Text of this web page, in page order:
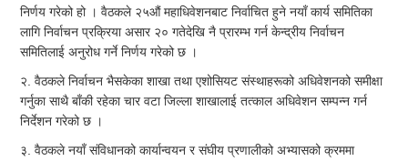
निर्णय गरेको हो । वैठकले २५औं महाधिवेशनबाट निर्वाचित हुने नयाँ कार्य समितिका
लागि निर्वाचन प्रक्रिया असार २० गतेदेखि नै प्रारम्भ गर्न केन्द्रीय निर्वाचन
समितिलाई अनुरोध गर्ने निर्णय गरेको छ ।
२. वैठकले निर्वाचन भैसकेका शाखा तथा एशोसियट संस्थाहरूको अधिवेशनको समीक्षा
गर्नुका साथै बाँकी रहेका चार वटा जिल्ला शाखालाई तत्काल अधिवेशन सम्पन्न गर्न
निर्देशन गरेको छ ।
३. वैठकले नयाँ संविधानको कार्यान्वयन र संघीय प्रणालीको अभ्यासको क्रममा